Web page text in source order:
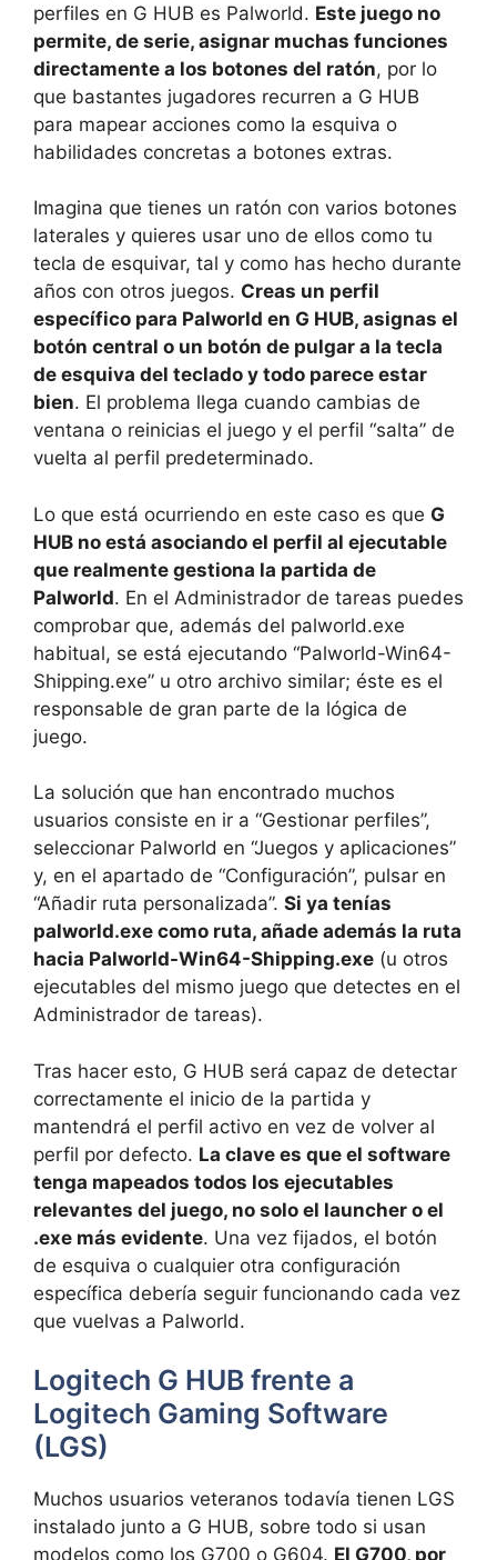
perfiles en G HUB es Palworld. Este juego no
permite, de serie, asignar muchas funciones
directamente a los botones del ratón, por lo
que bastantes jugadores recurren a G HUB
para mapear acciones como la esquiva o
habilidades concretas a botones extras.
Imagina que tienes un ratón con varios botones
laterales y quieres usar uno de ellos como tu
tecla de esquivar, tal y como has hecho durante
años con otros juegos. Creas un perfil
específico para Palworld en G HUB, asignas el
botón central o un botón de pulgar a la tecla
de esquiva del teclado y todo parece estar
bien. El problema llega cuando cambias de
ventana o reinicias el juego y el perfil “salta” de
vuelta al perfil predeterminado.
Lo que está ocurriendo en este caso es que G
HUB no está asociando el perfil al ejecutable
que realmente gestiona la partida de
Palworld. En el Administrador de tareas puedes
comprobar que, además del palworld.exe
habitual, se está ejecutando “Palworld-Win64-
Shipping.exe” u otro archivo similar; éste es el
responsable de gran parte de la lógica de
juego.
La solución que han encontrado muchos
usuarios consiste en ir a “Gestionar perfiles”,
seleccionar Palworld en “Juegos y aplicaciones”
y, en el apartado de “Configuración”, pulsar en
“Añadir ruta personalizada”. Si ya tenías
palworld.exe como ruta, añade además la ruta
hacia Palworld-Win64-Shipping.exe (u otros
ejecutables del mismo juego que detectes en el
Administrador de tareas).
Tras hacer esto, G HUB será capaz de detectar
correctamente el inicio de la partida y
mantendrá el perfil activo en vez de volver al
perfil por defecto. La clave es que el software
tenga mapeados todos los ejecutables
relevantes del juego, no solo el launcher o el
.exe más evidente. Una vez fijados, el botón
de esquiva o cualquier otra configuración
específica debería seguir funcionando cada vez
que vuelvas a Palworld.
Logitech G HUB frente a
Logitech Gaming Software
(LGS)
Muchos usuarios veteranos todavía tienen LGS
instalado junto a G HUB, sobre todo si usan
modelos como los G700 o G604. El G700, por